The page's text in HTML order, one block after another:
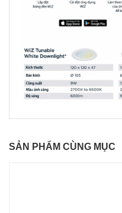
SẢN PHẨM CÙNG MỤC